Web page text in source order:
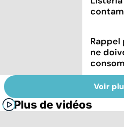
ne
Voir
Plus de vidéos